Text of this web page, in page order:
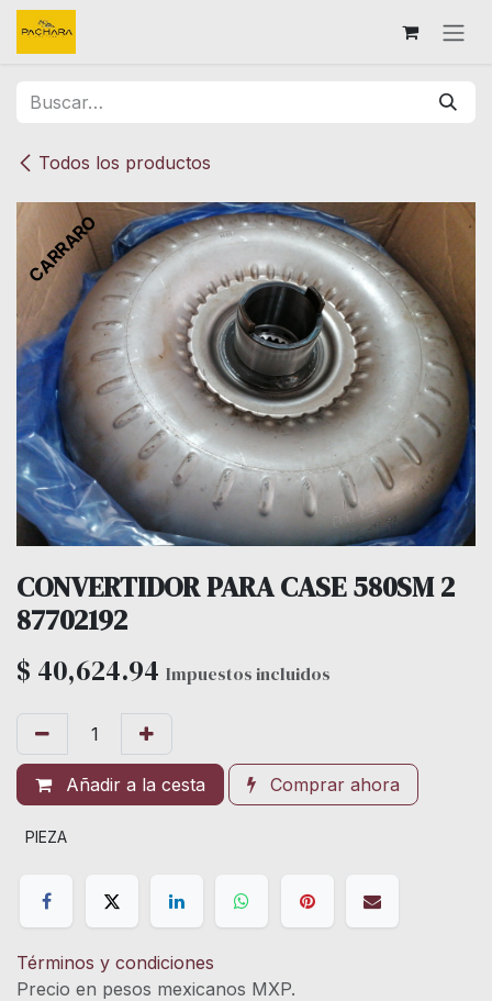
Ir al contenido
Todos los productos
CARRARO
CONVERTIDOR PARA CASE 580SM 2
87702192
$ 40,624.94 Impuestos incluidos
Añadir a la cesta Comprar ahora
PIEZA
Términos y condiciones
Precio en pesos mexicanos MXP.